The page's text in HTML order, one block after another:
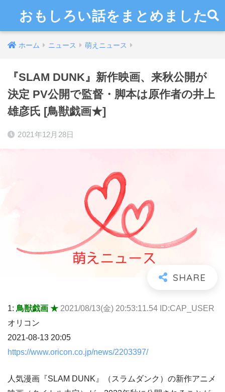
おもしろい話をまとめました
ホーム ニュース 萌えニュース
『SLAM DUNK』新作映画、来秋公開が
決定 PV公開で監督・脚本は原作者の井上
雄彦氏 [鳥獣戯画★]
2021年12月28日
1: 鳥獣戯画 ★ 2021/08/13(金) 20:53:11.54 ID:CAP_USER
オリコン
2021-08-13 20:05
https://www.oricon.co.jp/news/2203397/
人気漫画『SLAM DUNK』（スラムダンク）の新作アニメ